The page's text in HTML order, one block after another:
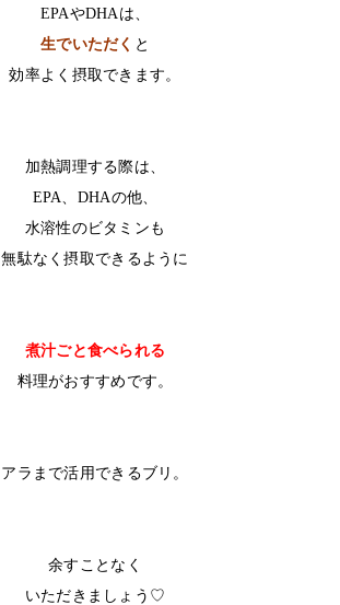
EPAやDHA は、
生でいただく と
効率よく摂取できます。
加熱調理する際は、
EPA、DHAの他、
水溶性のビタミンも
無駄なく摂取できるように
煮汁ごと食べられる
料理がおすすめです。
アラまで活用できるブリ。
余すことなく
いただきましょう♡